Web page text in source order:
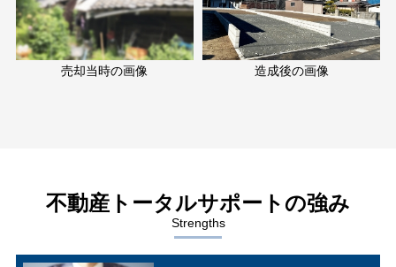
売却当時の画像 造成後の画像
不動産トータルサポートの強み
Strengths